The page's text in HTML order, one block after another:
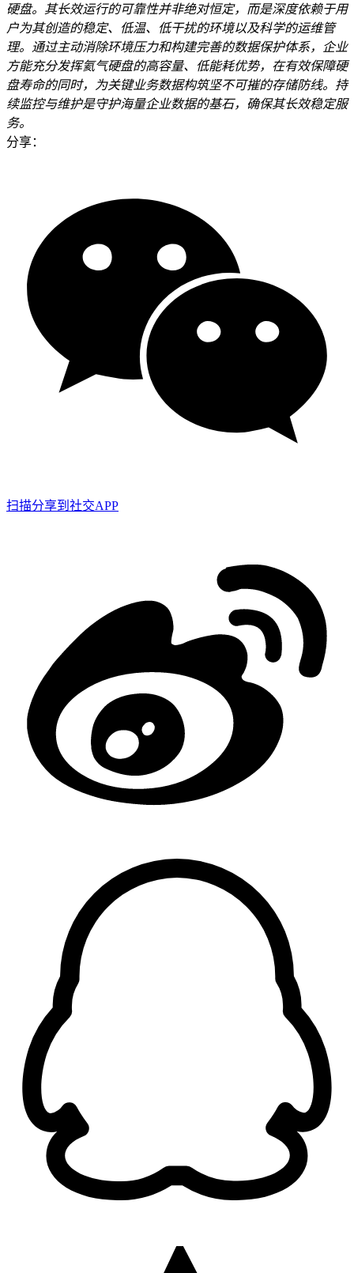
硬盘。其长效运行的可靠性并非绝对恒定，而是深度依赖于用
户为其创造的稳定、低温、低干扰的环境以及科学的运维管
理。通过主动消除环境压力和构建完善的数据保护体系，企业
方能充分发挥氦气硬盘的高容量、低能耗优势，在有效保障硬
盘寿命的同时，为关键业务数据构筑坚不可摧的存储防线。持
续监控与维护是守护海量企业数据的基石，确保其长效稳定服
务。
分享：
扫描分享到社交APP